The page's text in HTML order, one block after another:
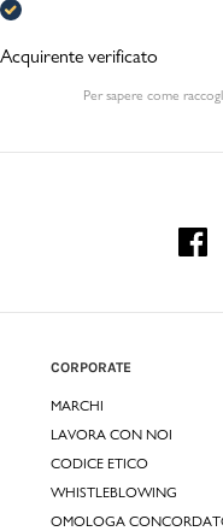
Acquirente verificato
Per sapere come
CORPORATE
MARCHI
LAVORA CON NOI
CODICE ETICO
WHISTLEBLOWING
OMOLOGA